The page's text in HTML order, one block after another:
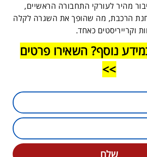
מהיר לעורקי התחבורה הראשיים,
2, ולתחנת הרכבת, מה שהופך את השגרה לקלה
וקרייריסטים כאחד.
נוסף? השאירו פרטים
>>